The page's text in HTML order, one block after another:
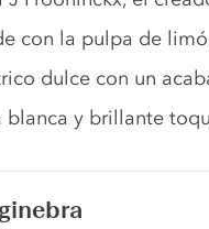
con la pulpa de
dulce con un
blanca y brillante